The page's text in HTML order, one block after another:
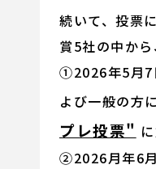
続いて、投票
賞5社の中から
①2026年5月7
よび一般の方
プレ投票"
②2026月年6